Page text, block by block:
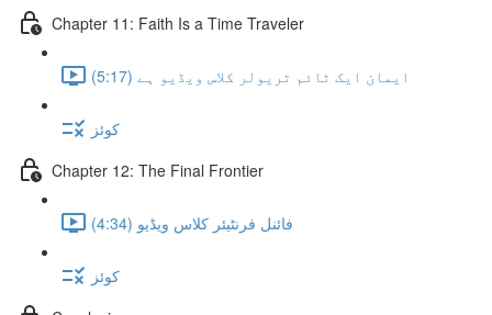
Chapter 11: Faith Is a Time Traveler
ایمان ایک ٹائم ٹریولر کلاس ویڈیو ہے (5:17)
کوئز
Chapter 12: The Final Frontier
فائنل فرنٹیئر کلاس ویڈیو (4:34)
کوئز